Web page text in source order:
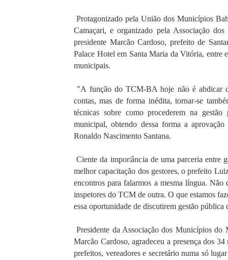
Protagonizado pela União dos Municípios
Camaçari, e organizado pela Associação
presidente Marcão Cardoso, prefeito de
Palace Hotel em Santa Maria da Vitória, entre
municipais.
"A função do TCM-BA hoje não é abdicar
contas, mas de forma inédita, tornar-se
técnicas sobre como procederem na
municipal, obtendo dessa forma a
Ronaldo Nascimento Santana.
Ciente da importância de uma parceria entre
melhor capacitação dos gestores, o prefeito
encontros para falarmos a mesma língua.
inspetores do TCM de outra. O que estamos
essa oportunidade de discutirem gestão
Presidente da Associação dos Municípios
Marcão Cardoso, agradeceu a presença dos
prefeitos, vereadores e secretário numa só